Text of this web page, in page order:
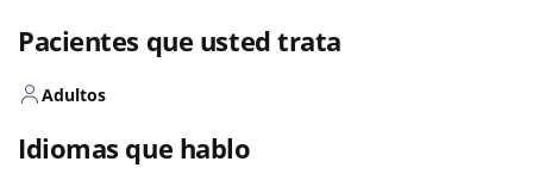
Pacientes que usted trata
Adultos
Idiomas que hablo